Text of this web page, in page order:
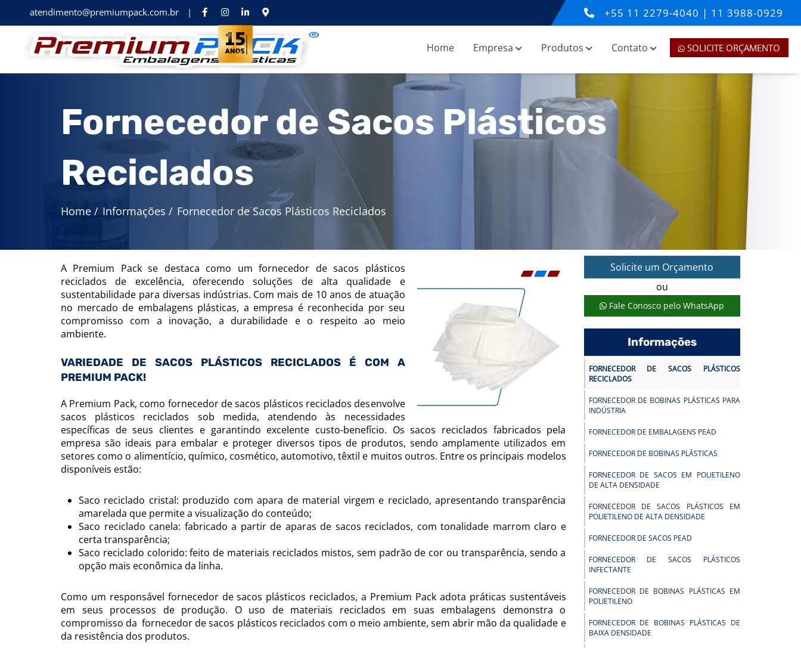
atendimento@premiumpack.com.br | +55 11 2279-4040 | 11 3988-0929
Home Empresa Produtos Contato SOLICITE ORÇAMENTO
Fornecedor de Sacos Plásticos
Reciclados
Home / Informações / Fornecedor de Sacos Plásticos Reciclados
A Premium Pack se destaca como um fornecedor de sacos plásticos
reciclados de excelência, oferecendo soluções de alta qualidade e
sustentabilidade para diversas indústrias. Com mais de 10 anos de atuação
no mercado de embalagens plásticas, a empresa é reconhecida por seu
compromisso com a inovação, a durabilidade e o respeito ao meio
ambiente.
VARIEDADE DE SACOS PLÁSTICOS RECICLADOS É COM A
PREMIUM PACK!
A Premium Pack, como fornecedor de sacos plásticos reciclados desenvolve
sacos plásticos reciclados sob medida, atendendo às necessidades
específicas de seus clientes e garantindo excelente custo-benefício. Os sacos reciclados fabricados pela
empresa são ideais para embalar e proteger diversos tipos de produtos, sendo amplamente utilizados em
setores como o alimentício, químico, cosmético, automotivo, têxtil e muitos outros. Entre os principais modelos
disponíveis estão:
Saco reciclado cristal: produzido com apara de material virgem e reciclado, apresentando transparência
amarelada que permite a visualização do conteúdo;
Saco reciclado canela: fabricado a partir de aparas de sacos reciclados, com tonalidade marrom claro e
certa transparência;
Saco reciclado colorido: feito de materiais reciclados mistos, sem padrão de cor ou transparência, sendo a
opção mais econômica da linha.
Como um responsável fornecedor de sacos plásticos reciclados, a Premium Pack adota práticas sustentáveis
em seus processos de produção. O uso de materiais reciclados em suas embalagens demonstra o
compromisso da fornecedor de sacos plásticos reciclados com o meio ambiente, sem abrir mão da qualidade e
da resistência dos produtos.
Solicite um Orçamento
ou
Fale Conosco pelo WhatsApp
Informações
FORNECEDOR DE SACOS PLÁSTICOS
RECICLADOS
FORNECEDOR DE BOBINAS PLÁSTICAS PARA
INDÚSTRIA
FORNECEDOR DE EMBALAGENS PEAD
FORNECEDOR DE BOBINAS PLÁSTICAS
FORNECEDOR DE SACOS EM POLIETILENO
DE ALTA DENSIDADE
FORNECEDOR DE SACOS PLÁSTICOS EM
POLIETILENO DE ALTA DENSIDADE
FORNECEDOR DE SACOS PEAD
FORNECEDOR DE SACOS PLÁSTICOS
INFECTANTE
FORNECEDOR DE BOBINAS PLÁSTICAS EM
POLIETILENO
FORNECEDOR DE BOBINAS PLÁSTICAS DE
BAIXA DENSIDADE